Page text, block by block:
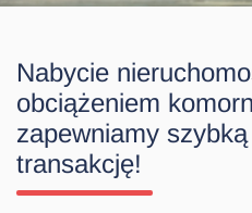
Nabycie
obciążeniem
zapewniamy
transakcję!